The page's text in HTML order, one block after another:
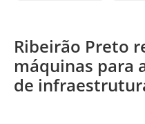
Ribeirão Preto
máquinas para
de